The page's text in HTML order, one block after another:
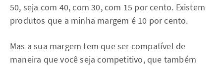
50, seja com 40, com 30, com 15 por cento. Existem
produtos que a minha margem é 10 por cento.
Mas a sua margem tem que ser compatível de
maneira que você seja competitivo, que também